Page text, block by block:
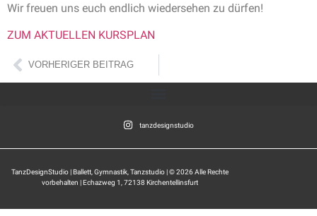
Wir freuen uns euch endlich wiedersehen zu dürfen!
ZUM AKTUELLEN KURSPLAN
VORHERIGER BEITRAG
tanzdesignstudio
TanzDesignStudio | Ballett, Gymnastik, Tanzstudio | © 2026 Alle Rechte
vorbehalten | Echazweg 1, 72138 Kirchentellinsfurt